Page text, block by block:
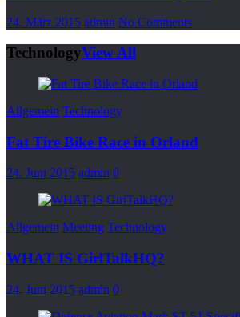
24. März 2015 admin No Comments
TechnologyView All
Allgemein Technology
Fat Tire Bike Race in Orland
24. Juni 2015 admin 0
Allgemein Meeting Technology
WHAT IS GirlTalkHQ?
24. Juni 2015 admin 0